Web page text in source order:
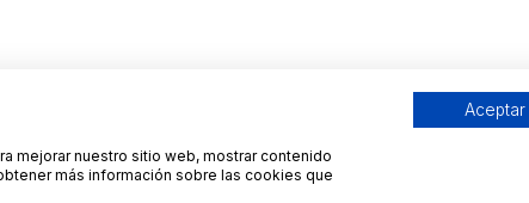
mejorar nuestro sitio web, mostrar contenido
más información sobre las cookies que